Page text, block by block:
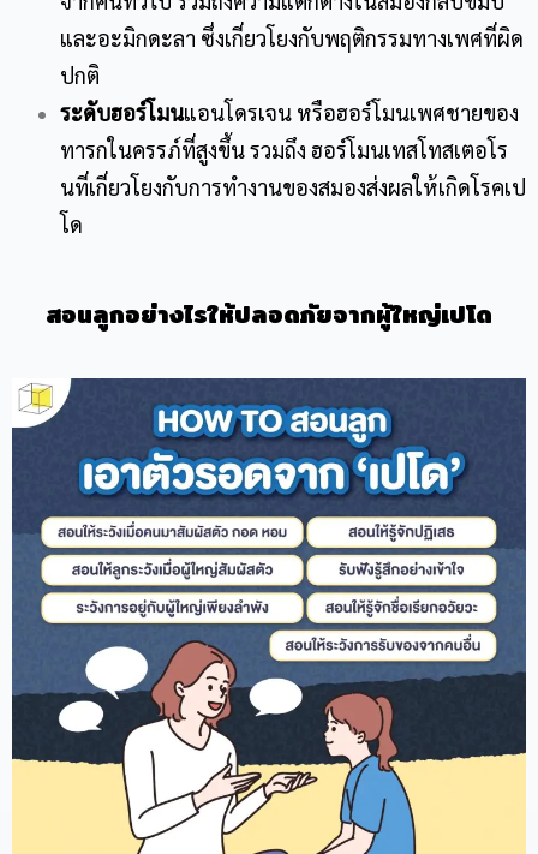
และอะมิกดะลา ซึ่งเกี่ยวโยงกับพฤติกรรมทางเพศที่ผิด
ปกติ
ระดับฮอร์โมนแอนโดรเจน หรือฮอร์โมนเพศชายของ
ทารกในครรภ์ที่สูงขึ้น รวมถึง ฮอร์โมนเทสโทสเตอโร
นที่เกี่ยวโยงกับการทำงานของสมองส่งผลให้เกิดโรคเป
โด
สอนลูกอย่างไรให้ปลอดภัยจากผู้ใหญ่เปโด